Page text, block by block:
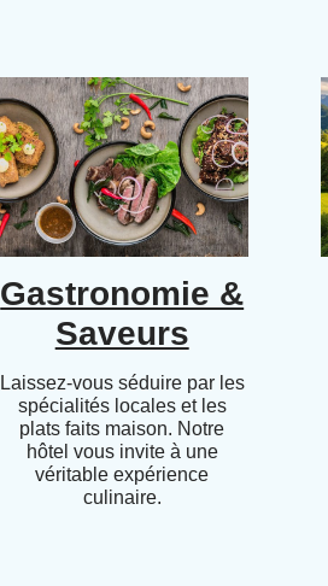
Gastronomie &
Saveurs
Laissez-vous séduire par les
spécialités locales et les
plats faits maison. Notre
hôtel vous invite à une
véritable expérience
culinaire.